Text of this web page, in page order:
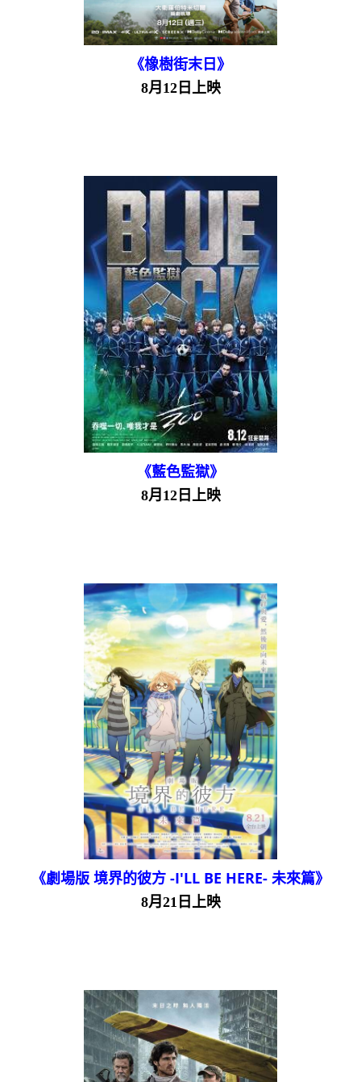
《橡樹街末日》
8月12日上映
《藍色監獄》
8月12日上映
《劇場版 境界的彼方 -I'LL BE HERE- 未來篇》
8月21日上映